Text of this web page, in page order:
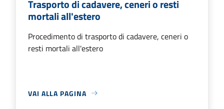
Trasporto di cadavere, ceneri o resti
mortali all'estero
Procedimento di trasporto di cadavere, ceneri o
resti mortali all'estero
VAI ALLA PAGINA